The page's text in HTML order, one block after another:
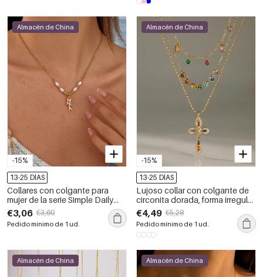
-15%
Almacén de China
13-25 DÍAS
Collares con colgante para
mujer de la serie Simple Daily
Chain Fish, de acero inoxidable,
resistentes al agua y color
dorado.
€3,06 €3,60
Pedido mínimo de 1 ud.
-15%
Almacén de China
13-25 DÍAS
Lujoso collar con colgante de
circonita dorada, forma irregular
y color mixto, de acero
inoxidable, resistente al agua.
€4,49 €5,28
Pedido mínimo de 1 ud.
Almacén de China Almacén de China